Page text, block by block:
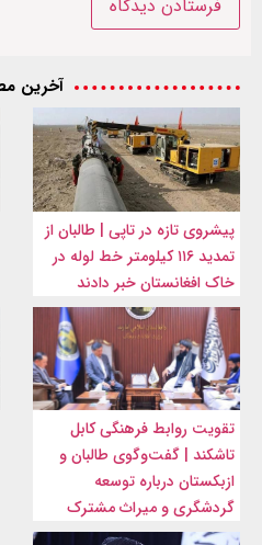
آخرین
پیشروی تازه در تاپی | طالبان از
تمدید ۱۱۶ کیلومتر خط لوله در
خاک افغانستان خبر دادند
تقویت روابط فرهنگی کابل
تاشکند | گفت‌وگوی طالبان و
ازبکستان درباره توسعه
گردشگری و میراث مشترک